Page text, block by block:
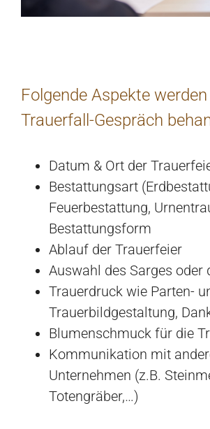
Folgende Aspekte
Trauerfall-Gespräch
Datum & Ort der
Bestattungsart
Feuerbestattung,
Bestattungsform
Ablauf der Trauerfeier
Auswahl des Sarges oder
Trauerdruck wie Parten-
Trauerbildgestaltung,
Blumenschmuck für die
Kommunikation mit
Unternehmen (z.B.
Totengräber,…)